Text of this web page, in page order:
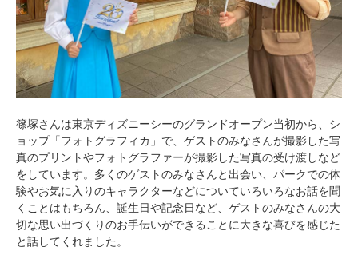
篠塚さんは東京ディズニーシーのグランドオープン当初から、シ
ョップ「フォトグラフィカ」で、ゲストのみなさんが撮影した写
真のプリントやフォトグラファーが撮影した写真の受け渡しなど
をしています。多くのゲストのみなさんと出会い、パークでの体
験やお気に入りのキャラクターなどについていろいろなお話を聞
くことはもちろん、誕生日や記念日など、ゲストのみなさんの大
切な思い出づくりのお手伝いができることに大きな喜びを感じた
と話してくれました。